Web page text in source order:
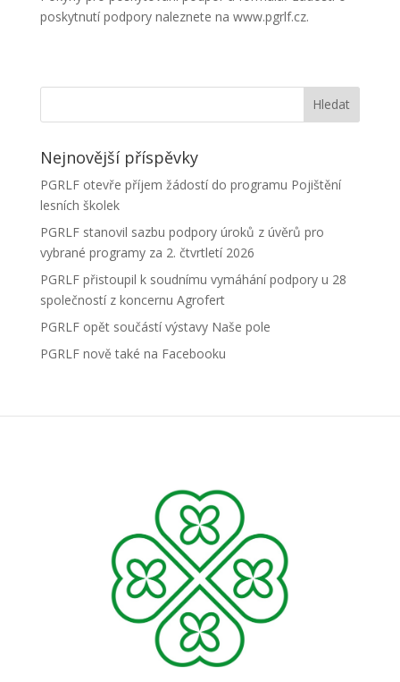
poskytnutí podpory naleznete na www.pgrlf.cz.
Nejnovější příspěvky
PGRLF otevře příjem žádostí do programu Pojištění
lesních školek
PGRLF stanovil sazbu podpory úroků z úvěrů pro
vybrané programy za 2. čtvrtletí 2026
PGRLF přistoupil k soudnímu vymáhání podpory u 28
společností z koncernu Agrofert
PGRLF opět součástí výstavy Naše pole
PGRLF nově také na Facebooku